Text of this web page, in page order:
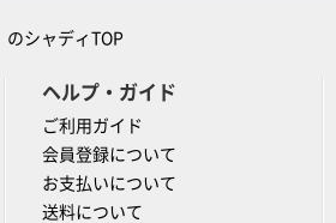
のシャディTOP
ヘルプ・ガイド
ご利用ガイド
会員登録について
お支払いについて
送料について